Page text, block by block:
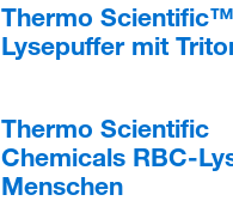
Thermo
Lysepuffer mit
Thermo Scientific
Chemicals RBC-
Menschen